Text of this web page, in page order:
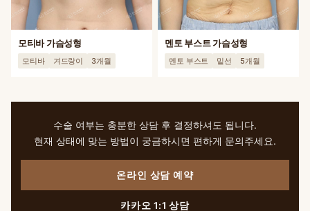
모티바 가슴성형
모티바 겨드랑이 3개월
멘토 부스트 가슴성형
멘토 부스트 밑선 5개월
수술 여부는 충분한 상담 후 결정하셔도 됩니다.
현재 상태에 맞는 방법이 궁금하시면 편하게 문의주세요.
온라인 상담 예약
카카오 1:1 상담